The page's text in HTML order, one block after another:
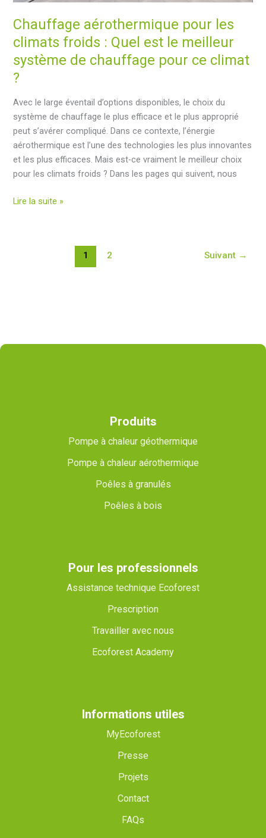
Chauffage aérothermique pour les
climats froids : Quel est le meilleur
système de chauffage pour ce climat
?
Avec le large éventail d’options disponibles, le choix du
système de chauffage le plus efficace et le plus approprié
peut s’avérer compliqué. Dans ce contexte, l’énergie
aérothermique est l’une des technologies les plus innovantes
et les plus efficaces. Mais est-ce vraiment le meilleur choix
pour les climats froids ? Dans les pages qui suivent, nous
Chauffage
meilleur
Lire la suite »
1 2 Suivant →
Produits
Pompe à chaleur géothermique
Pompe à chaleur aérothermique
Poêles à granulés
Poêles à bois
Pour les professionnels
Assistance technique Ecoforest
Prescription
Travailler avec nous
Ecoforest Academy
Informations utiles
MyEcoforest
Presse
Projets
Contact
FAQs